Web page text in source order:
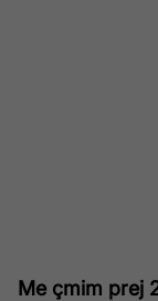
Me çmim prej